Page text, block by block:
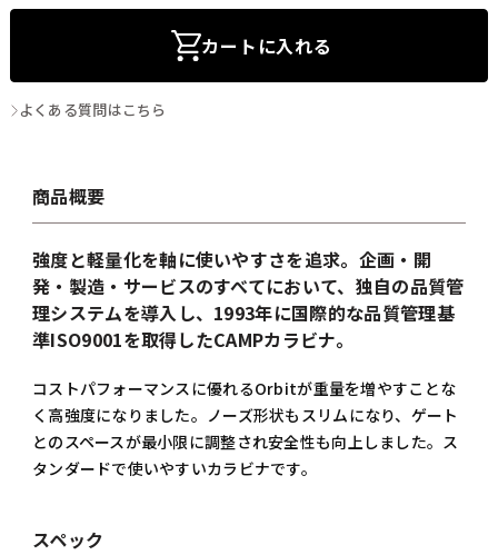
カートに入れる
よくある質問はこちら
商品概要
強度と軽量化を軸に使いやすさを追求。企画・開
発・製造・サービスのすべてにおいて、独自の品質管
理システムを導入し、1993年に国際的な品質管理基
準ISO9001を取得したCAMPカラビナ。
コストパフォーマンスに優れるOrbitが重量を増やすことな
く高強度になりました。ノーズ形状もスリムになり、ゲート
とのスペースが最小限に調整され安全性も向上しました。ス
タンダードで使いやすいカラビナです。
スペック